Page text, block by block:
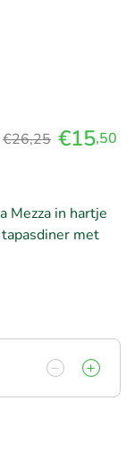
€26,25 €15,50
Mezza in hartje
met